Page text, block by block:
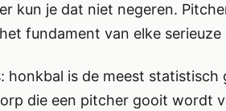
kun je dat niet negeren.
fundament van elke
honkbal is de meest
die een pitcher gooit wordt